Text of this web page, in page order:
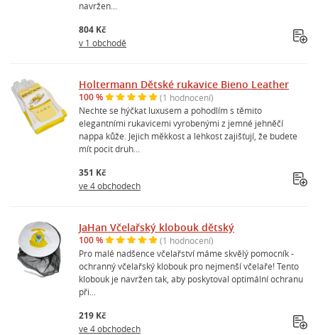
navržen...
804 Kč
v 1 obchodě
Holtermann Dětské rukavice Bieno Leather
100 %
(1 hodnocení)
Nechte se hýčkat luxusem a pohodlím s těmito
elegantními rukavicemi vyrobenými z jemné jehněčí
nappa kůže. Jejich měkkost a lehkost zajišťují, že budete
mít pocit druh...
351 Kč
ve 4 obchodech
JaHan Včelařský klobouk dětský
100 %
(1 hodnocení)
Pro malé nadšence včelařství máme skvělý pomocník -
ochranný včelařský klobouk pro nejmenší včelaře! Tento
klobouk je navržen tak, aby poskytoval optimální ochranu
při...
219 Kč
ve 4 obchodech